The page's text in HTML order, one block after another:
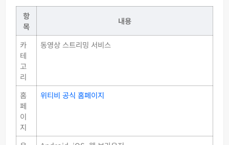
항
목
내용
카
테
고
리
동영상 스트리밍 서비스
홈
페
이
지
위티비 공식 홈페이지